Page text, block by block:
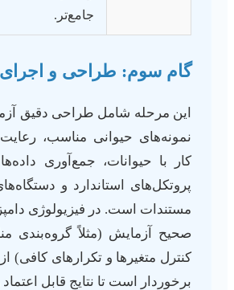
جامع‌تر.
گام سوم: طراحی و
این مرحله شامل طراحی دقیق
نمونه‌های حیوانی مناسب،
کار با حیوانات، جمع‌آوری
پروتکل‌های استاندارد و
مستندات است. در فیزیولوژی
صحیح آزمایش (مثلاً گروه‌بندی
کنترل متغیرها و تکرارهای کافی)
برخوردار است تا نتایج قابل اعتماد